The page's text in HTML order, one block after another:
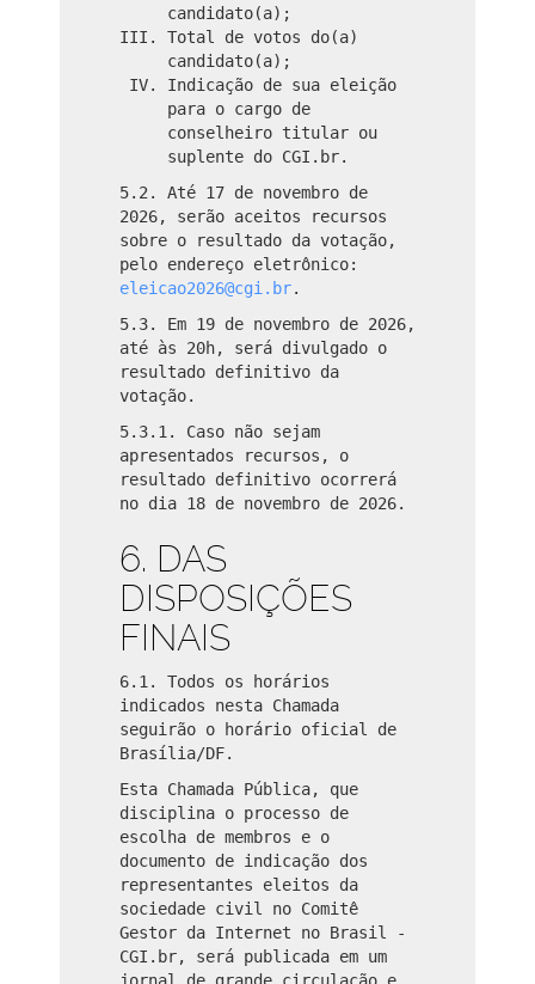
candidato(a);
Total de votos do(a)
candidato(a);
Indicação de sua eleição
para o cargo de
conselheiro titular ou
suplente do CGI.br.
5.2. Até 17 de novembro de
2026, serão aceitos recursos
sobre o resultado da votação,
pelo endereço eletrônico:
eleicao2026@cgi.br.
5.3. Em 19 de novembro de 2026,
até às 20h, será divulgado o
resultado definitivo da
votação.
5.3.1. Caso não sejam
apresentados recursos, o
resultado definitivo ocorrerá
no dia 18 de novembro de 2026.
6. DAS
DISPOSIÇÕES
FINAIS
6.1. Todos os horários
indicados nesta Chamada
seguirão o horário oficial de
Brasília/DF.
Esta Chamada Pública, que
disciplina o processo de
escolha de membros e o
documento de indicação dos
representantes eleitos da
sociedade civil no Comitê
Gestor da Internet no Brasil -
CGI.br, será publicada em um
jornal de grande circulação e